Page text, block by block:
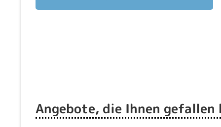
Angebote, die Ihnen gefallen